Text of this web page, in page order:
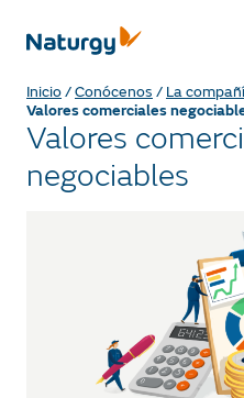
Inicio/Conócenos / La
Valores comerciales
Valores
negociables